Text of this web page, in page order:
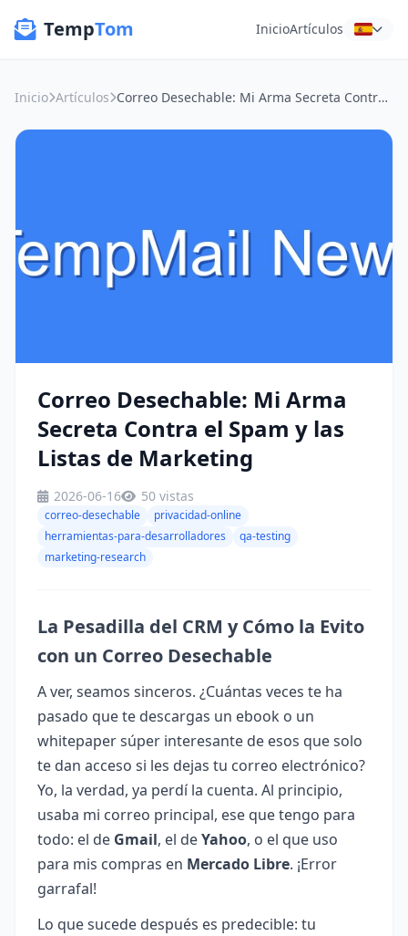
TempTom InicioArtículos
Inicio Artículos Correo Desechable: Mi Arma Secreta Contra el Spam y las Listas de Marketing
Correo Desechable: Mi Arma
Secreta Contra el Spam y las
Listas de Marketing
2026-06-16 50 vistas
correo-desechable
privacidad-online
herramientas-para-desarrolladores
qa-testing
marketing-research
La Pesadilla del CRM y Cómo la Evito
con un Correo Desechable
A ver, seamos sinceros. ¿Cuántas veces te ha
pasado que te descargas un ebook o un
whitepaper súper interesante de esos que solo
te dan acceso si les dejas tu correo electrónico?
Yo, la verdad, ya perdí la cuenta. Al principio,
usaba mi correo principal, ese que tengo para
todo: el de Gmail, el deYahoo, o el que uso
para mis compras en Mercado Libre. ¡Error
garrafal!
Lo que sucede después es predecible: tu